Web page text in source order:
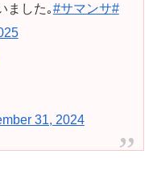
ました｡#サマンサ#
31, 2024